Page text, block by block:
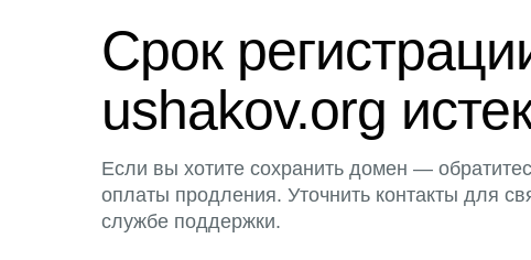
Срок
ushakov.org
Если вы хотите сохранить домен —
оплаты продления. Уточнить контакты для
службе поддержки.